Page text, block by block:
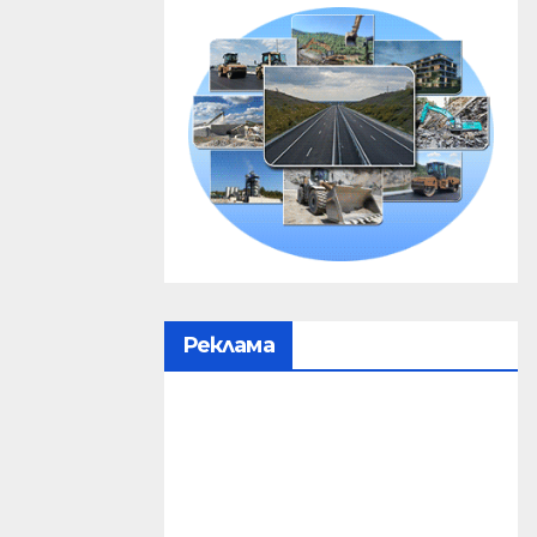
Реклама